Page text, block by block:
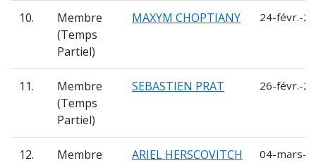
10.
Membre
(Temps
Partiel)
MAXYM CHOPTIANY 24-févr.-
11.
Membre
(Temps
Partiel)
SEBASTIEN PRAT 26-févr.-
12.
Membre
ARIEL HERSCOVITCH 04-mars-